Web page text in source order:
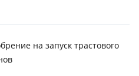
на запуск трастового